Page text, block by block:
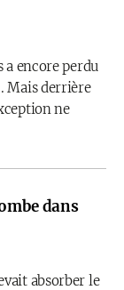
encore perdu
Mais derrière
ne
dans
absorber le